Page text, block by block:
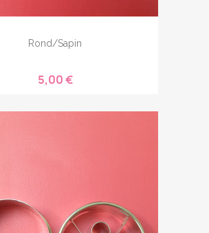
Rond/sapin
5,00 €